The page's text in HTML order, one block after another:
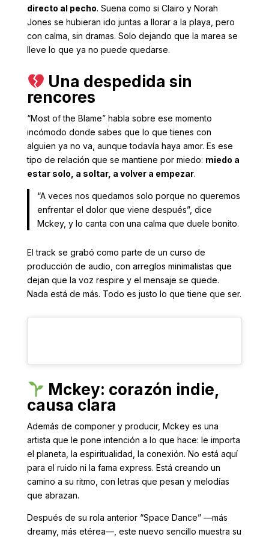
directo al pecho. Suena como si Clairo y Norah
Jones se hubieran ido juntas a llorar a la playa, pero
con calma, sin dramas. Solo dejando que la marea se
lleve lo que ya no puede quedarse.
Una despedida sin
rencores
“Most of the Blame” habla sobre ese momento
incómodo donde sabes que lo que tienes con
alguien ya no va, aunque todavía haya amor. Es ese
tipo de relación que se mantiene por miedo: miedo a
estar solo, a soltar, a volver a empezar.
“A veces nos quedamos solo porque no queremos
enfrentar el dolor que viene después”, dice
Mckey, y lo canta con una calma que duele bonito.
El track se grabó como parte de un curso de
producción de audio, con arreglos minimalistas que
dejan que la voz respire y el mensaje se quede.
Nada está de más. Todo es justo lo que tiene que ser.
Mckey: corazón indie,
causa clara
Además de componer y producir, Mckey es una
artista que le pone intención a lo que hace: le importa
el planeta, la espiritualidad, la conexión. No está aquí
para el ruido ni la fama express. Está creando un
camino a su ritmo, con letras que pesan y melodías
que abrazan.
Después de su rola anterior “Space Dance” —más
dreamy, más etérea—, este nuevo sencillo muestra su